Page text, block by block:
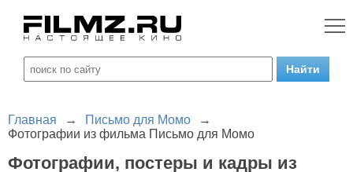
Главная → Письмо для Момо
→
Фотографии из фильма Письмо для Момо
Фотографии, постеры и кадры из